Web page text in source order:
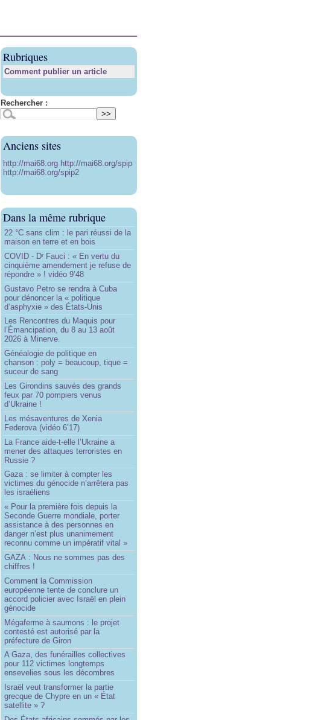
Rubriques
Comment publier un article
Rechercher :
Anciens sites
http://mai68.org http://mai68.org/spip
http://mai68.org/spip2
Dans la même rubrique
22 °C sans clim : le pari réussi de la
maison en terre et en bois
COVID - Dr Fauci : « En vertu du
cinquième amendement je refuse de
répondre » ! vidéo 9’48
Gustavo Petro se rendra à Cuba
pour dénoncer la « politique
d’asphyxie » des États-Unis
Les Rencontres du Maquis pour
l’Émancipation, du 8 au 13 août
2026 à Minerve.
Généalogie de politique en
chanson : poly = beaucoup, tique =
suceur de sang
Les Girondins sauvés des grands
feux par 70 pompiers venus
d’Ukraine !
Les mésaventures de Xenia
Federova (vidéo 6’17)
La France aide-t-elle l’Ukraine a
mener des attaques terroristes en
Russie ?
Gaza : se limiter à compter les
victimes du génocide n’arrêtera pas
les israéliens
« Pour la première fois depuis la
Seconde Guerre mondiale, porter
assistance à des personnes en
danger n’est plus unanimement
reconnu comme un impératif vital »
GAZA : Nous ne sommes pas des
chiffres !
Comment la Commission
européenne tente de conclure un
accord policier avec Israël en plein
génocide
Mégaferme à saumons : le projet
contesté est autorisé par la
préfecture de Giron
A Gaza, des funérailles collectives
pour 112 victimes longtemps
ensevelies sous les décombres
Israël veut transformer la partie
grecque de Chypre en un « État
satellite » ?